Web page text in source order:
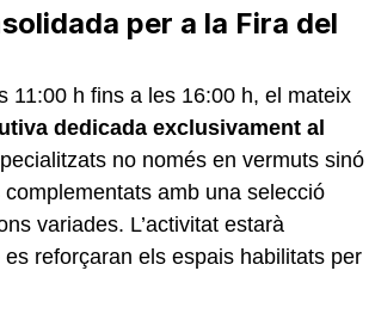
per a la Fira del
11:00 h fins a les 16:00 h, el mateix
dedicada exclusivament al
no només en vermuts sinó
amb una selecció
variades. L’activitat estarà
reforçaran els espais habilitats per